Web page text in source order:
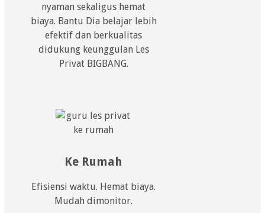
nyaman sekaligus hemat
biaya. Bantu Dia belajar lebih
efektif dan berkualitas
didukung keunggulan Les
Privat BIGBANG.
Ke Rumah
Efisiensi waktu. Hemat biaya.
Mudah dimonitor.